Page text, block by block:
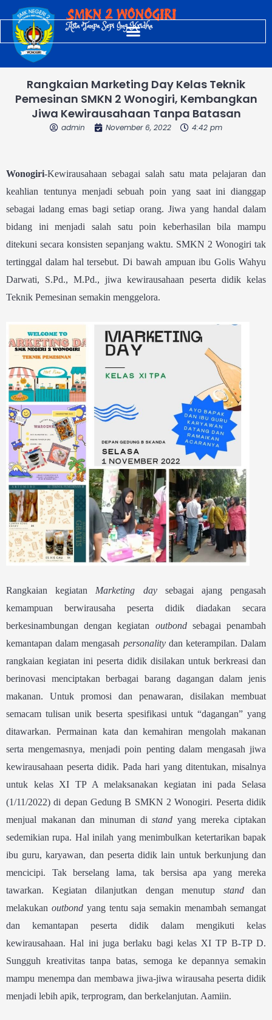
Skip
content
SMKN 2 WONOGIRI
Asta Tanpa Sepi Ing Kridha
Rangkaian Marketing Day Kelas Teknik
Pemesinan SMKN 2 Wonogiri, Kembangkan
Jiwa Kewirausahaan Tanpa Batasan
admin November 6, 2022 4:42 pm
Wonogiri-Kewirausahaan sebagai salah satu mata pelajaran dan
keahlian tentunya menjadi sebuah poin yang saat ini dianggap
sebagai ladang emas bagi setiap orang. Jiwa yang handal dalam
bidang ini menjadi salah satu poin keberhasilan bila mampu
ditekuni secara konsisten sepanjang waktu. SMKN 2 Wonogiri tak
tertinggal dalam hal tersebut. Di bawah ampuan ibu Golis Wahyu
Darwati, S.Pd., M.Pd., jiwa kewirausahaan peserta didik kelas
Teknik Pemesinan semakin menggelora.
Rangkaian kegiatan Marketing daysebagai ajang pengasah
kemampuan berwirausaha peserta didik diadakan secara
berkesinambungan dengan kegiatan outbond sebagai penambah
kemantapan dalam mengasah personality dan keterampilan. Dalam
rangkaian kegiatan ini peserta didik disilakan untuk berkreasi dan
berinovasi menciptakan berbagai barang dagangan dalam jenis
makanan. Untuk promosi dan penawaran, disilakan membuat
semacam tulisan unik beserta spesifikasi untuk “dagangan” yang
ditawarkan. Permainan kata dan kemahiran mengolah makanan
serta mengemasnya, menjadi poin penting dalam mengasah jiwa
kewirausahaan peserta didik. Pada hari yang ditentukan, misalnya
untuk kelas XI TP A melaksanakan kegiatan ini pada Selasa
(1/11/2022) di depan Gedung B SMKN 2 Wonogiri. Peserta didik
menjual makanan dan minuman distand yang mereka ciptakan
sedemikian rupa. Hal inilah yang menimbulkan ketertarikan bapak
ibu guru, karyawan, dan peserta didik lain untuk berkunjung dan
mencicipi. Tak berselang lama, tak bersisa apa yang mereka
tawarkan. Kegiatan dilanjutkan dengan menutup standdan
melakukan outbondyang tentu saja semakin menambah semangat
dan kemantapan peserta didik dalam mengikuti kelas
kewirausahaan. Hal ini juga berlaku bagi kelas XI TP B-TP D.
Sungguh kreativitas tanpa batas, semoga ke depannya semakin
mampu menempa dan membawa jiwa-jiwa wirausaha peserta didik
menjadi lebih apik, terprogram, dan berkelanjutan. Aamiin.